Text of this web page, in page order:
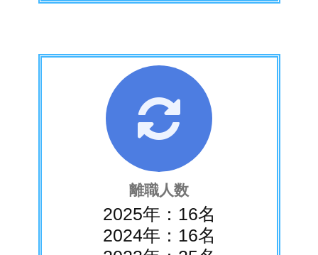
離職人数
2025年：16名
2024年：16名